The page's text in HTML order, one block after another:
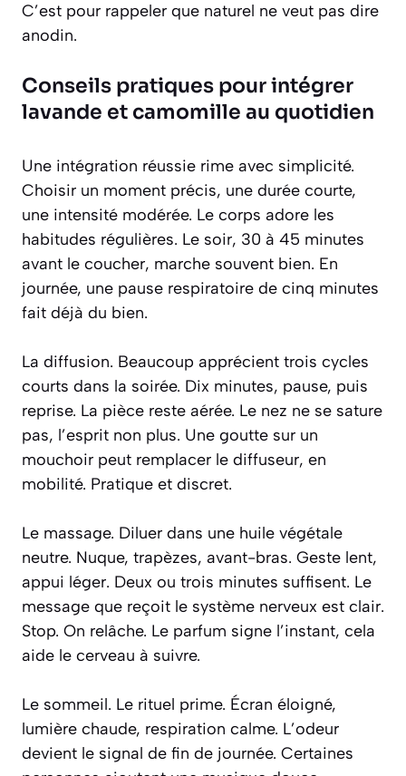
C’est pour rappeler que naturel ne veut pas dire
anodin.
Conseils pratiques pour intégrer
lavande et camomille au quotidien
Une intégration réussie rime avec simplicité.
Choisir un moment précis, une durée courte,
une intensité modérée. Le corps adore les
habitudes régulières. Le soir, 30 à 45 minutes
avant le coucher, marche souvent bien. En
journée, une pause respiratoire de cinq minutes
fait déjà du bien.
La diffusion. Beaucoup apprécient trois cycles
courts dans la soirée. Dix minutes, pause, puis
reprise. La pièce reste aérée. Le nez ne se sature
pas, l’esprit non plus. Une goutte sur un
mouchoir peut remplacer le diffuseur, en
mobilité. Pratique et discret.
Le massage. Diluer dans une huile végétale
neutre. Nuque, trapèzes, avant-bras. Geste lent,
appui léger. Deux ou trois minutes suffisent. Le
message que reçoit le système nerveux est clair.
Stop. On relâche. Le parfum signe l’instant, cela
aide le cerveau à suivre.
Le sommeil. Le rituel prime. Écran éloigné,
lumière chaude, respiration calme. L’odeur
devient le signal de fin de journée. Certaines